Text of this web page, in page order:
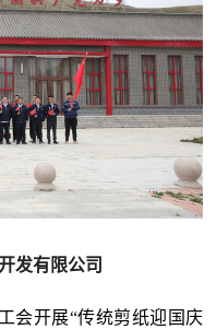
发有限公司
会开展“传统剪纸迎国庆